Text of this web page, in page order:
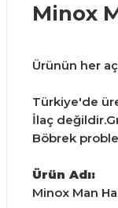
Minox
Ürünün her
Türkiye'de
İlaç
Böbrek
Ürün Adı:
Minox Man